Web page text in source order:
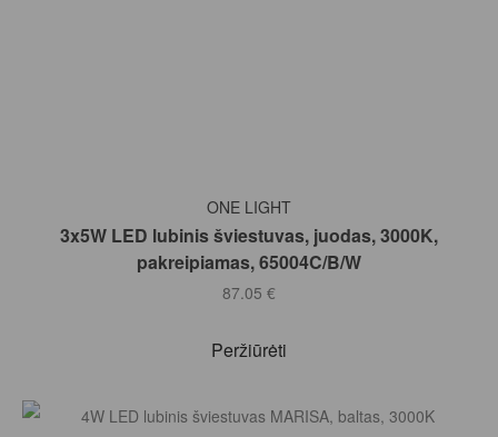
ONE LIGHT
3x5W LED lubinis šviestuvas, juodas, 3000K,
pakreipiamas, 65004C/B/W
87.05 €
Peržiūrėti